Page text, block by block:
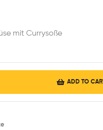
mit Currysoße
ADD TO CART